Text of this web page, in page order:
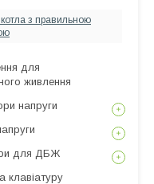
з правильною
для
живлення
напруги
для ДБЖ
клавіатуру